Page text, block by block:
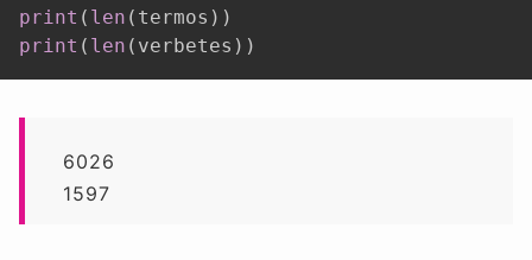
print ( len ( termos ) )
print ( len ( verbetes ) )
6026
1597